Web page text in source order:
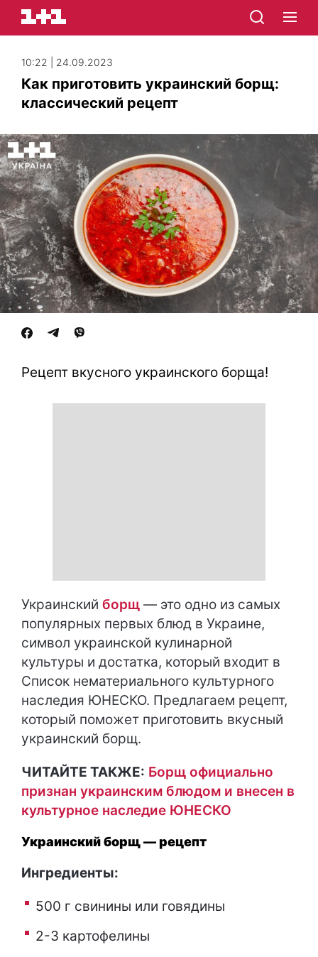
10:22 | 24.09.2023
Как приготовить украинский борщ:
классический рецепт
Рецепт вкусного украинского борща!
Украинский борщ — это одно из самых
популярных первых блюд в Украине,
символ украинской кулинарной
культуры и достатка, который входит в
Список нематериального культурного
наследия ЮНЕСКО. Предлагаем рецепт,
который поможет приготовить вкусный
украинский борщ.
ЧИТАЙТЕ ТАКЖЕ: Борщ официально
признан украинским блюдом и внесен в
культурное наследие ЮНЕСКО
Украинский борщ — рецепт
Ингредиенты:
500 г свинины или говядины
2-3 картофелины